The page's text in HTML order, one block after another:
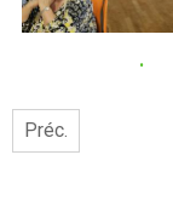
.
Préc.